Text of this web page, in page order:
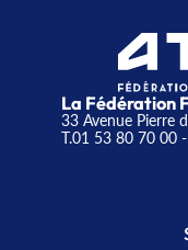
La Fédération
33 Avenue Pierre
T.01 53 80 70 00-